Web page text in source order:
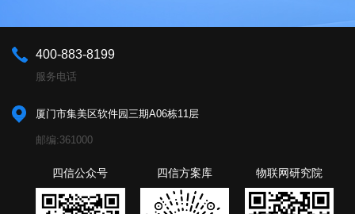
400-883-8199
服务电话
厦门市集美区软件园三期A06栋11层
邮编:361000
四信公众号 四信方案库 物联网研究院